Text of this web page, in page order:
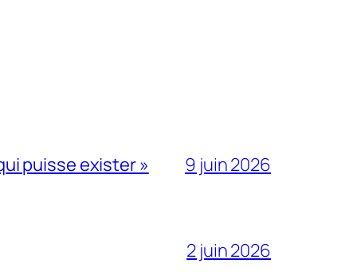
puisse exister » 9 juin 2026
2 juin 2026